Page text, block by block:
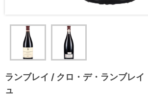
ランブレイ / クロ・デ・ランブレ
ュ